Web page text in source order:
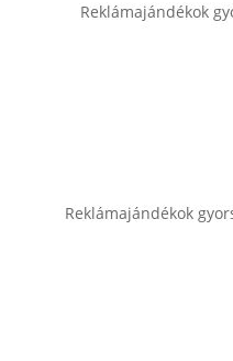
Reklámajándékok
Reklámajándékok